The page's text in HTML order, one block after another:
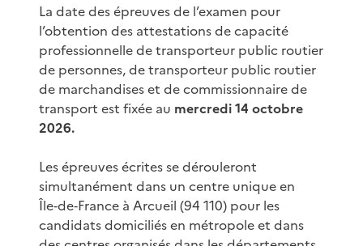
La date des épreuves de l’examen pour
l’obtention des attestations de capacité
professionnelle de transporteur public routier
de personnes, de transporteur public routier
de marchandises et de commissionnaire de
transport est fixée au mercredi 14 octobre
2026.
Les épreuves écrites se dérouleront
simultanément dans un centre unique en
Île‑de‑France à Arcueil (94 110) pour les
candidats domiciliés en métropole et dans